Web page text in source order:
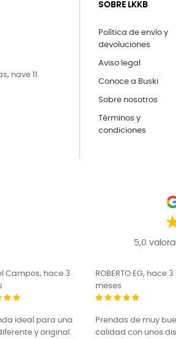
nave 11.
SOBRE LKKB
Política de envío y
devoluciones
Aviso legal
Conoce a Buski
Sobre nosotros
Términos y
condiciones
5,0
EG, hace 3
de muy buena
con unos diseños
Enrique Zabalza Isasi,
hace 3 meses
Buenas txemisas, la
pantano la tengo